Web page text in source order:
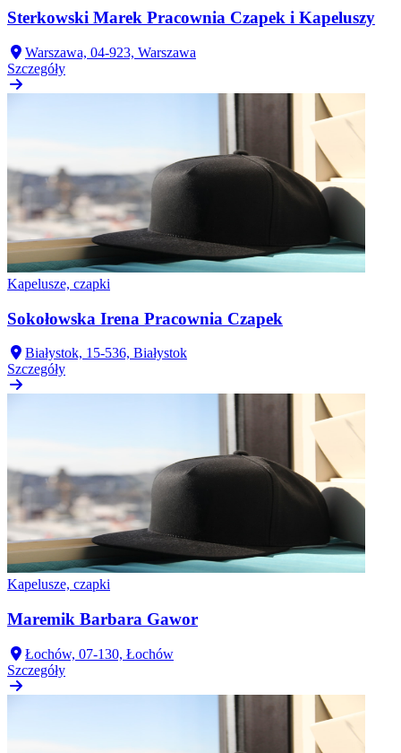
Sterkowski Marek Pracownia Czapek i Kapeluszy
Warszawa, 04-923, Warszawa
Szczegóły
Kapelusze, czapki
Sokołowska Irena Pracownia Czapek
Białystok, 15-536, Białystok
Szczegóły
Kapelusze, czapki
Maremik Barbara Gawor
Łochów, 07-130, Łochów
Szczegóły